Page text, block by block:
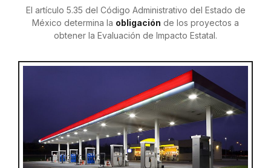
El artículo 5.35 del Código Administrativo del Estado de
México determina la obligación de los proyectos a
obtener la Evaluación de Impacto Estatal.